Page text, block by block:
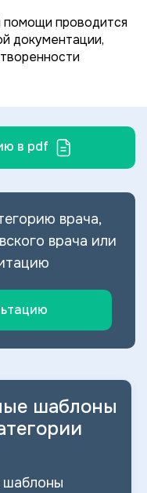
помощи проводится
документации,
в pdf
врача,
врача или
шаблоны
шаблоны